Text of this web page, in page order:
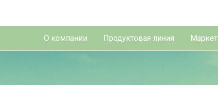
О компании Продуктовая линия